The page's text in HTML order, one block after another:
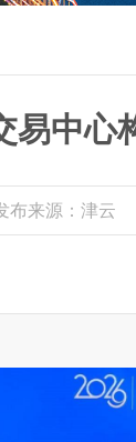
易中心
布来源：津云